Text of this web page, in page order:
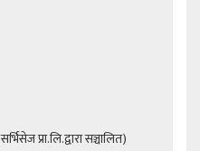
प्रा.लि.द्वारा सञ्चालित)